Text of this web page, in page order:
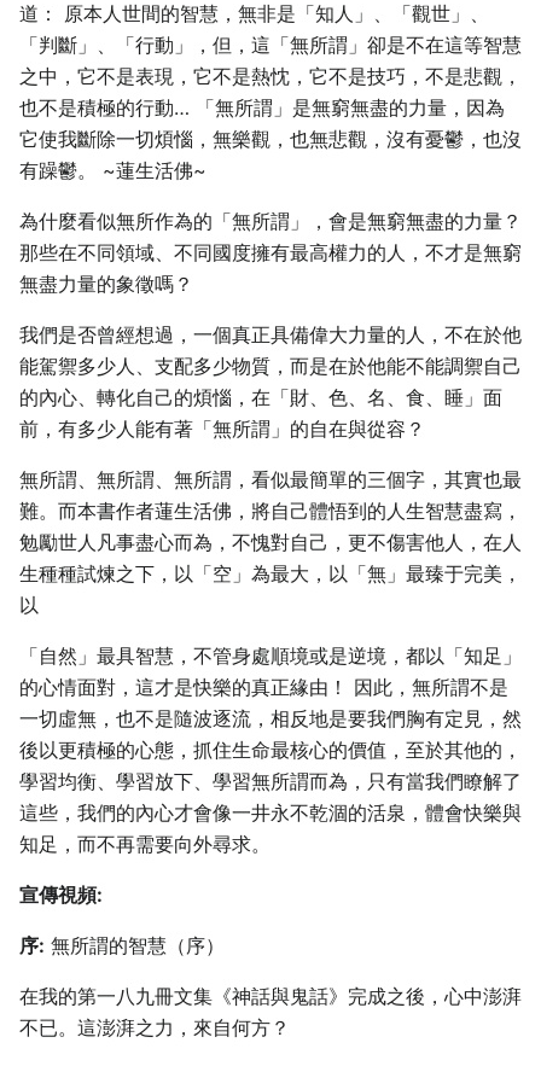
道： 原本人世間的智慧，無非是「知人」、「觀世」、
「判斷」、「行動」，但，這「無所謂」卻是不在這等智慧
之中，它不是表現，它不是熱忱，它不是技巧，不是悲觀，
也不是積極的行動… 「無所謂」是無窮無盡的力量，因為
它使我斷除一切煩惱，無樂觀，也無悲觀，沒有憂鬱，也沒
有躁鬱。 ~蓮生活佛~
為什麼看似無所作為的「無所謂」，會是無窮無盡的力量？
那些在不同領域、不同國度擁有最高權力的人，不才是無窮
無盡力量的象徵嗎？
我們是否曾經想過，一個真正具備偉大力量的人，不在於他
能駕禦多少人、支配多少物質，而是在於他能不能調禦自己
的內心、轉化自己的煩惱，在「財、色、名、食、睡」面
前，有多少人能有著「無所謂」的自在與從容？
無所謂、無所謂、無所謂，看似最簡單的三個字，其實也最
難。而本書作者蓮生活佛，將自己體悟到的人生智慧盡寫，
勉勵世人凡事盡心而為，不愧對自己，更不傷害他人，在人
生種種試煉之下，以「空」為最大，以「無」最臻于完美，
以
「自然」最具智慧，不管身處順境或是逆境，都以「知足」
的心情面對，這才是快樂的真正緣由！ 因此，無所謂不是
一切虛無，也不是隨波逐流，相反地是要我們胸有定見，然
後以更積極的心態，抓住生命最核心的價值，至於其他的，
學習均衡、學習放下、學習無所謂而為，只有當我們瞭解了
這些，我們的內心才會像一井永不乾涸的活泉，體會快樂與
知足，而不再需要向外尋求。
宣傳視頻:
序: 無所謂的智慧（序）
在我的第一八九冊文集《神話與鬼話》完成之後，心中澎湃
不已。這澎湃之力，來自何方？